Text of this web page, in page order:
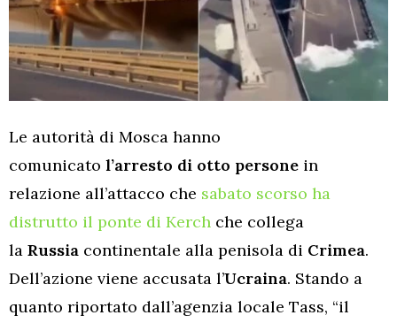
Le autorità di Mosca hanno
comunicato l’arresto di otto persone in
relazione all’attacco che sabato scorso ha
distrutto il ponte di Kerch che collega
la Russia continentale alla penisola di Crimea.
Dell’azione viene accusata l’Ucraina. Stando a
quanto riportato dall’agenzia locale Tass, “il